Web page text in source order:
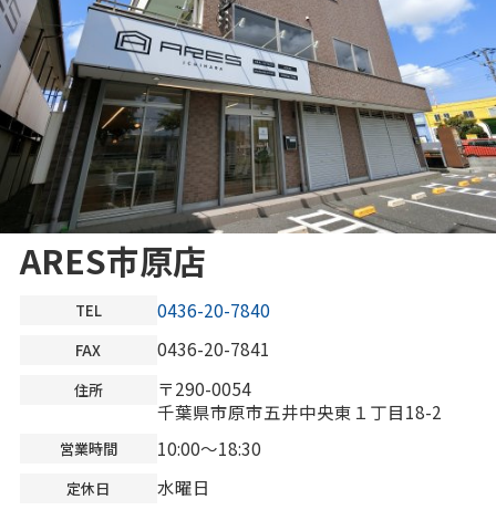
ARES市原店
TEL 0436-20-7840
FAX 0436-20-7841
住所
〒290-0054
千葉県市原市五井中央東１丁目18-2
営業時間 10:00～18:30
定休日 水曜日